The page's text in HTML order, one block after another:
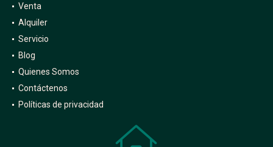
Venta
Alquiler
Servicio
Blog
Quienes Somos
Contáctenos
Políticas de privacidad